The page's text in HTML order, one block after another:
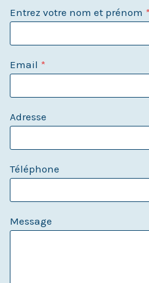
Entrez votre nom et prénom *
Email *
Adresse
Téléphone
Message